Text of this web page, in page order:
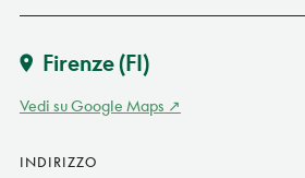
Firenze(FI)
Vedi su Google Maps
INDIRIZZO